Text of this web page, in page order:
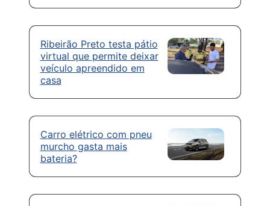
Ribeirão Preto testa pátio
virtual que permite deixar
veículo apreendido em
casa
Carro elétrico com pneu
murcho gasta mais
bateria?